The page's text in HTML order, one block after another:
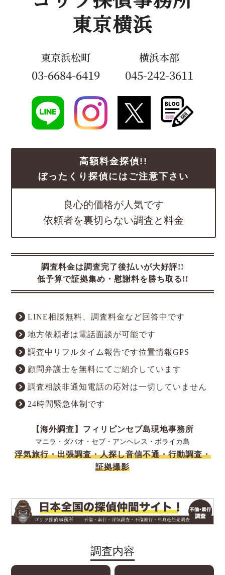
東京横浜
東京浜松町
03-6684-6419
横浜本部
045-242-3611
高額料金探偵!!
ぼったくり探偵にはご注意下さい
良心的価格が人気です
依頼者を裏切らない調査と料金
調査料金は調査完了後払いが大好評!!
低予算で証拠集め・慰謝料を勝ち取る!!
LINE相談無料、調査料金など回答中です
地方依頼者は電話面談が可能です
調査中リフルタイム報告です位置情報GPS
顧問弁護士を無料にてご紹介しています
調査相談非通知電話の応対は一切していません
24時間緊急体制です
【海外調査】フィリピンセブ島現地事務所
マニラ・ダバオ・セブ・アンヘレス・ボライカ島
浮気旅行・出張調査・人探し音信不通・行動調査・
証拠撮影
調査内容